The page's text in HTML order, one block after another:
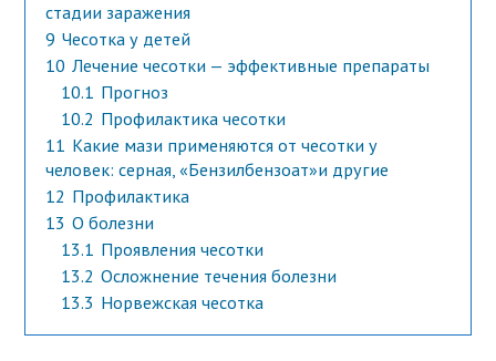
стадии заражения
9 Чесотка у детей
10 Лечение чесотки — эффективные препараты
10.1 Прогноз
10.2 Профилактика чесотки
11 Какие мази применяются от чесотки у
человек: серная, «Бензилбензоат»и другие
12 Профилактика
13 О болезни
13.1 Проявления чесотки
13.2 Осложнение течения болезни
13.3 Норвежская чесотка